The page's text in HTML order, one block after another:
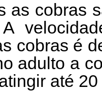
as cobras
cobras é
adulto a
até 20